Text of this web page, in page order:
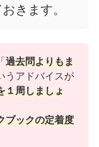
きます。
過去問よりもま
うアドバイスが
１周しましょ
ブックの定着度